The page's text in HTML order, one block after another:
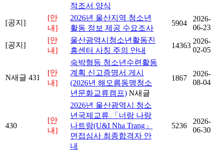
적조서 양식
[공지]
[안
내]
2026년 울산지역 청소년
활동 정보 제공 수요조사
5904
2026-
06-23
[공지]
[안
내]
울산광역시청소년활동진
흥센터 사칭 주의 안내
14363
2026-
02-05
N새글 431
[안
내]
숙박형등 청소년수련활동
계획 신고증명서 게시
(2026년 해오름동맹청소
년문화교류캠프) N새글
1867
2026-
08-04
430
[안
내]
2026년 울산광역시 청소
년국제교류 「너랑 나랑
나트랑(U&I Nha Trang」
면접심사 최종합격자 안
내
5236
2026-
06-30